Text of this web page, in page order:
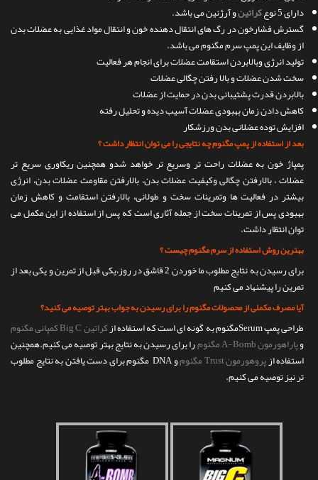
دارای 5 نوع
کراتینو آرژنین می باشد.
گسترش فشارخون در رگ های انتقال دهنده خون و انتقال مواد غذایی به عضلات بدن
از وظایف این پمپ سرم مگنوم می باشد.
تولید انرژی وبالابردن استقامت عضلات برای انجام هر فعالیت
سخت شدن عضلات و بالا رفتن چگالی عضلات
بالابردن قدرت پشتیبانی بدن در حمایت از عضلات
کاهش دادن زمان بهبودی عضلات آسیب دیده و تحلیل رفته
افزایش توده عضلانی بدن ورزشکار
بعد از استفاده از پمپ مگنوم چه نتایجی را می توان انتظار داشت ؟
پمپاژ خون به عضلات راحت تر وسریع تر خواهد شدو همچنین ریکاوری سریع تر
عضلات ، بالارفتن چگالی وکیفیت عضلات بدن، بالارفتن مقاومت عضلات بدن، انرژی
بیشتر در فعالیت ها وتمرینات سخت و طولانی، بالارفتن استقامت و کاهش زمان
بهبودی پس از تمرینات سخت از جمله آثاری است که پس از استفاده از این مکمل می
توان انتظار داشت.
بهترین روش استفاده از سرم مگنوم چیست ؟
برای رسیدن به نتایج مطلوب ما خوردن 2 قاشق در روز،یکی قبل از تمرین و یکی بعد از
تمرین را پیشنهاد می کنیم
آیا مصرف مکملی از محصولات مگنوم را برای رسیدن به جواب بهتر توصیه می کنید؟
طراحی پمپ Serumمگنوم به گونه ای است که استفاده از
کراتین Big C کمپانی مگنوم
وپاراهورمون A-Bomb مگنوم
را برای رسیدن به نتایج بهتر توصیه می کنیم.همچنین
استفاده ازپروهورمون Trust مگنوم
و DNA مگنوم برای دست یافتن به نتایج مطلوب
تر نیز توصیه می کنیم.